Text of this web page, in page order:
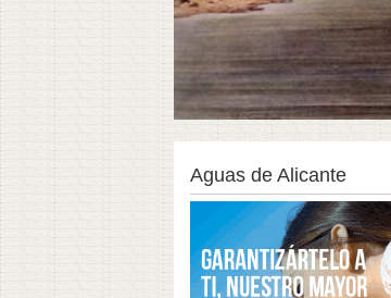
Aguas de Alicante